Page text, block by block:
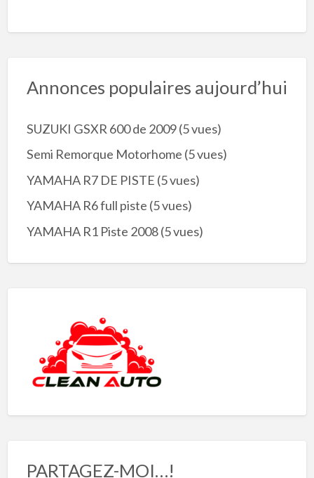
Annonces populaires aujourd’hui
SUZUKI GSXR 600 de 2009(5 vues)
Semi Remorque Motorhome (5 vues)
YAMAHA R7 DE PISTE (5 vues)
YAMAHA R6 full piste (5 vues)
YAMAHA R1 Piste 2008(5 vues)
PARTAGEZ-MOI…!